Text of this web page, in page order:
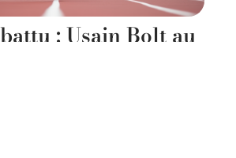
: Usain Bolt au